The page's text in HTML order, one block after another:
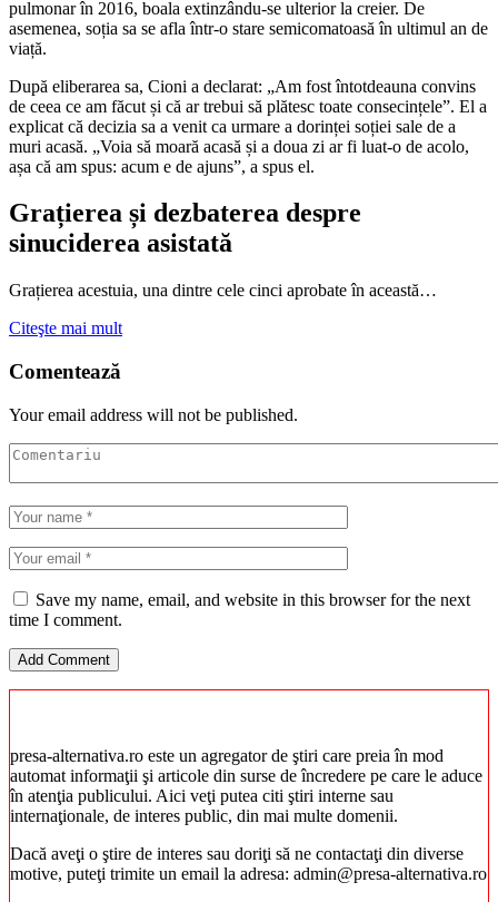
pulmonar în 2016, boala extinzându-se ulterior la creier. De
asemenea, soția sa se afla într-o stare semicomatoasă în ultimul an de
viață.
După eliberarea sa, Cioni a declarat: „Am fost întotdeauna convins
de ceea ce am făcut și că ar trebui să plătesc toate consecințele”. El a
explicat că decizia sa a venit ca urmare a dorinței soției sale de a
muri acasă. „Voia să moară acasă și a doua zi ar fi luat-o de acolo,
așa că am spus: acum e de ajuns”, a spus el.
Grațierea și dezbaterea despre
sinuciderea asistată
Grațierea acestuia, una dintre cele cinci aprobate în această…
Citeşte mai mult
Comentează
Your email address will not be published.
Save my name, email, and website in this browser for the next
time I comment.
presa-alternativa.ro este un agregator de ştiri care preia în mod
automat informaţii şi articole din surse de încredere pe care le aduce
în atenţia publicului. Aici veţi putea citi ştiri interne sau
internaţionale, de interes public, din mai multe domenii.
Dacă aveţi o ştire de interes sau doriţi să ne contactaţi din diverse
motive, puteţi trimite un email la adresa: admin@presa-alternativa.ro